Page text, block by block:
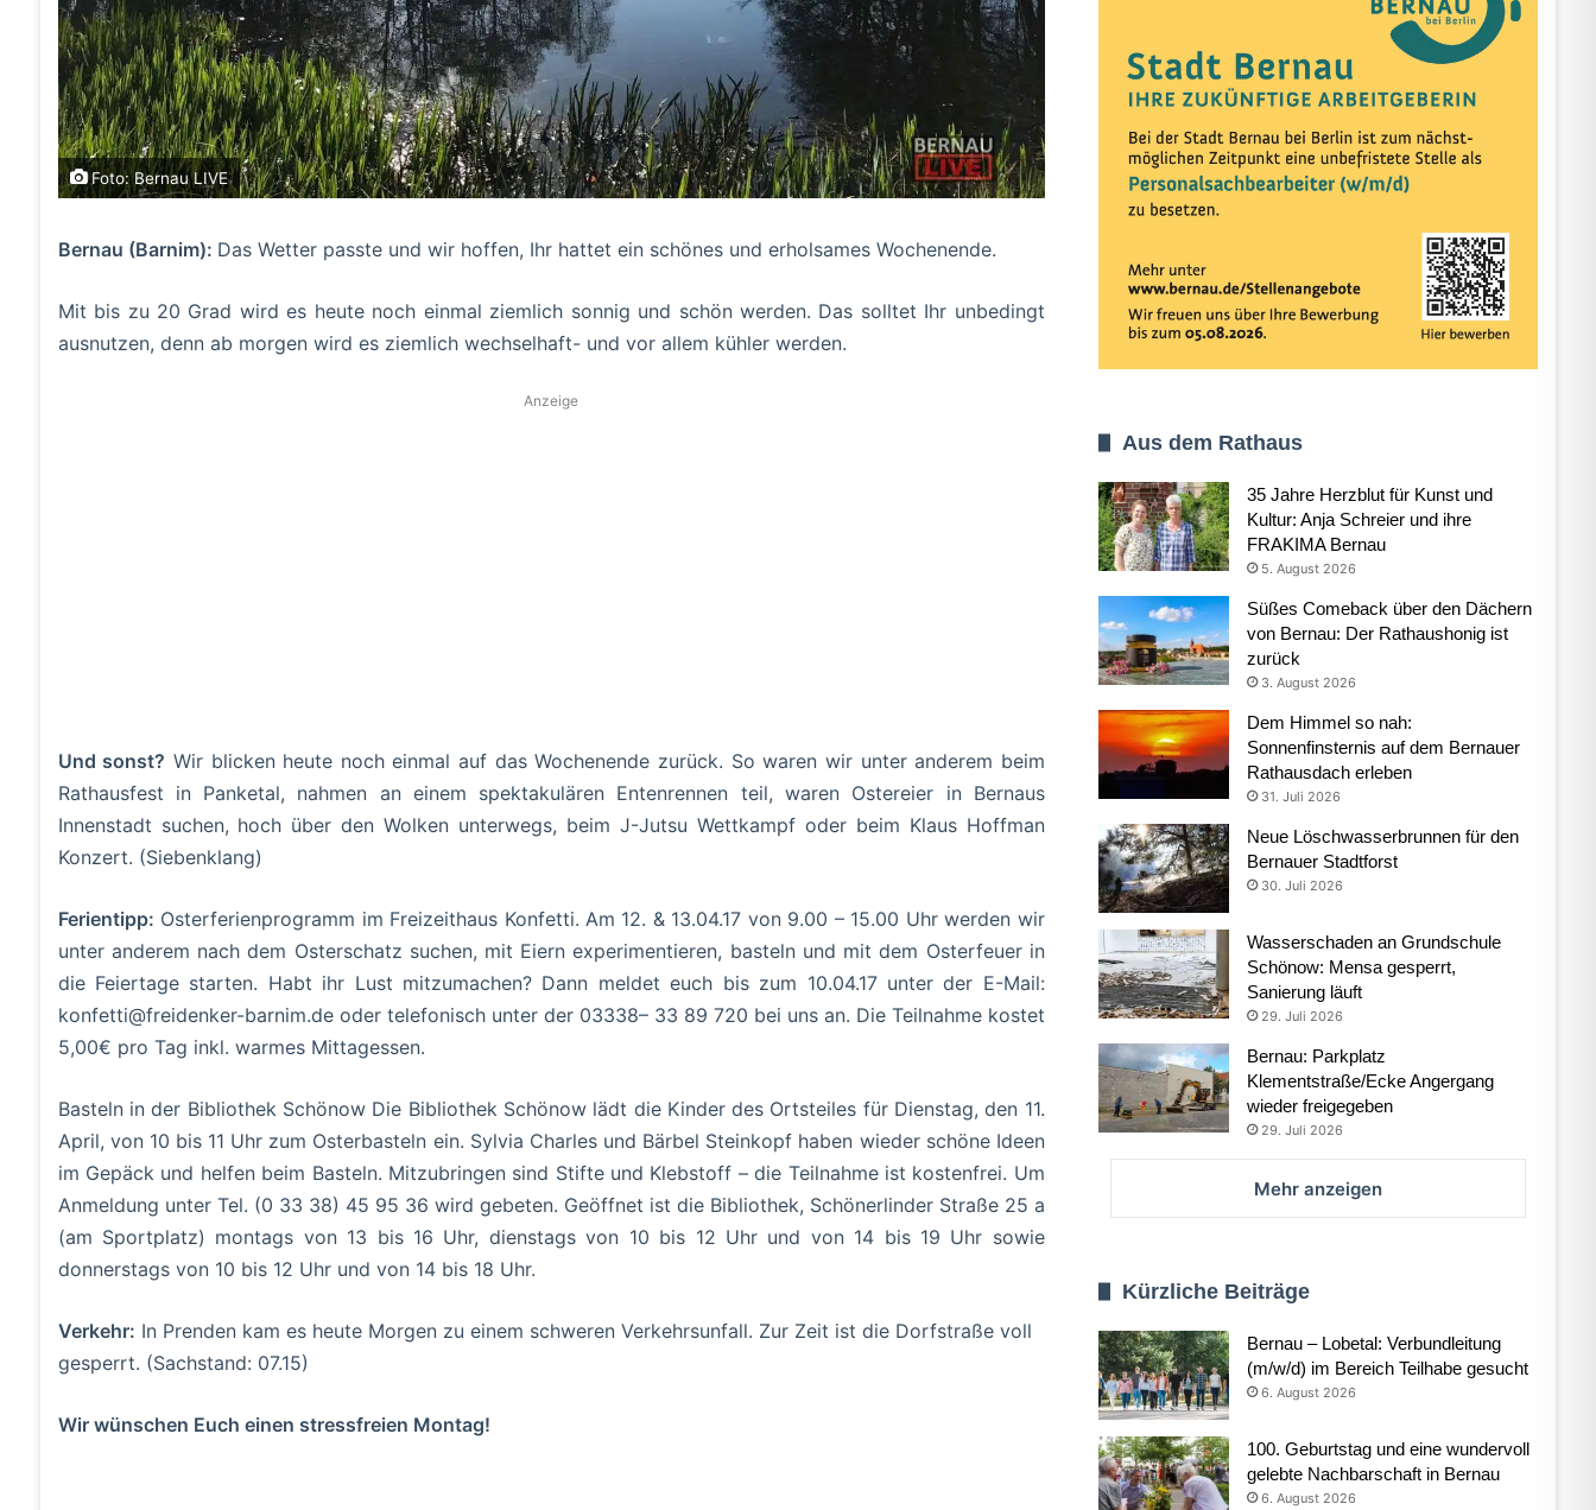
Foto: Bernau LIVE
Bernau (Barnim): Das Wetter passte und wir hoffen, Ihr hattet ein schönes und erholsames Wochenende.
Mit bis zu 20 Grad wird es heute noch einmal ziemlich sonnig und schön werden. Das solltet Ihr unbedingt
ausnutzen, denn ab morgen wird es ziemlich wechselhaft- und vor allem kühler werden.
Anzeige
Und sonst? Wir blicken heute noch einmal auf das Wochenende zurück. So waren wir unter anderem beim
Rathausfest in Panketal, nahmen an einem spektakulären Entenrennen teil, waren Ostereier in Bernaus
Innenstadt suchen, hoch über den Wolken unterwegs, beim J-Jutsu Wettkampf oder beim Klaus Hoffman
Konzert. (Siebenklang)
Ferientipp: Osterferienprogramm im Freizeithaus Konfetti. Am 12. & 13.04.17 von 9.00 – 15.00 Uhr werden wir
unter anderem nach dem Osterschatz suchen, mit Eiern experimentieren, basteln und mit dem Osterfeuer in
die Feiertage starten. Habt ihr Lust mitzumachen? Dann meldet euch bis zum 10.04.17 unter der E-Mail:
konfetti@freidenker-barnim.de oder telefonisch unter der 03338– 33 89 720 bei uns an. Die Teilnahme kostet
5,00€ pro Tag inkl. warmes Mittagessen.
Basteln in der Bibliothek Schönow Die Bibliothek Schönow lädt die Kinder des Ortsteiles für Dienstag, den 11.
April, von 10 bis 11 Uhr zum Osterbasteln ein. Sylvia Charles und Bärbel Steinkopf haben wieder schöne Ideen
im Gepäck und helfen beim Basteln. Mitzubringen sind Stifte und Klebstoff – die Teilnahme ist kostenfrei. Um
Anmeldung unter Tel. (0 33 38) 45 95 36 wird gebeten. Geöffnet ist die Bibliothek, Schönerlinder Straße 25 a
(am Sportplatz) montags von 13 bis 16 Uhr, dienstags von 10 bis 12 Uhr und von 14 bis 19 Uhr sowie
donnerstags von 10 bis 12 Uhr und von 14 bis 18 Uhr.
Verkehr: In Prenden kam es heute Morgen zu einem schweren Verkehrsunfall. Zur Zeit ist die Dorfstraße voll
gesperrt. (Sachstand: 07.15)
Wir wünschen Euch einen stressfreien Montag!
Aus dem Rathaus
35 Jahre Herzblut für Kunst und
Kultur: Anja Schreier und ihre
FRAKIMA Bernau
5. August 2026
Süßes Comeback über den Dächern
von Bernau: Der Rathaushonig ist
zurück
3. August 2026
Dem Himmel so nah:
Sonnenfinsternis auf dem Bernauer
Rathausdach erleben
31. Juli 2026
Neue Löschwasserbrunnen für den
Bernauer Stadtforst
30. Juli 2026
Wasserschaden an Grundschule
Schönow: Mensa gesperrt,
Sanierung läuft
29. Juli 2026
Bernau: Parkplatz
Klementstraße/Ecke Angergang
wieder freigegeben
29. Juli 2026
Mehr anzeigen
Kürzliche Beiträge
Bernau – Lobetal: Verbundleitung
(m/w/d) im Bereich Teilhabe gesucht
6. August 2026
100. Geburtstag und eine wundervoll
gelebte Nachbarschaft in Bernau
6. August 2026